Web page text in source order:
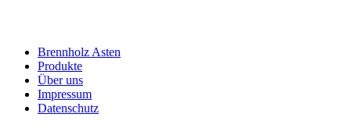
Brennholz Asten
Produkte
Über uns
Impressum
Datenschutz